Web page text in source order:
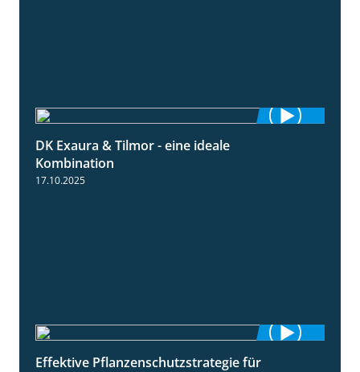
DK Exaura & Tilmor - eine ideale
Kombination
17.10.2025
Effektive Pflanzenschutzstrategie für